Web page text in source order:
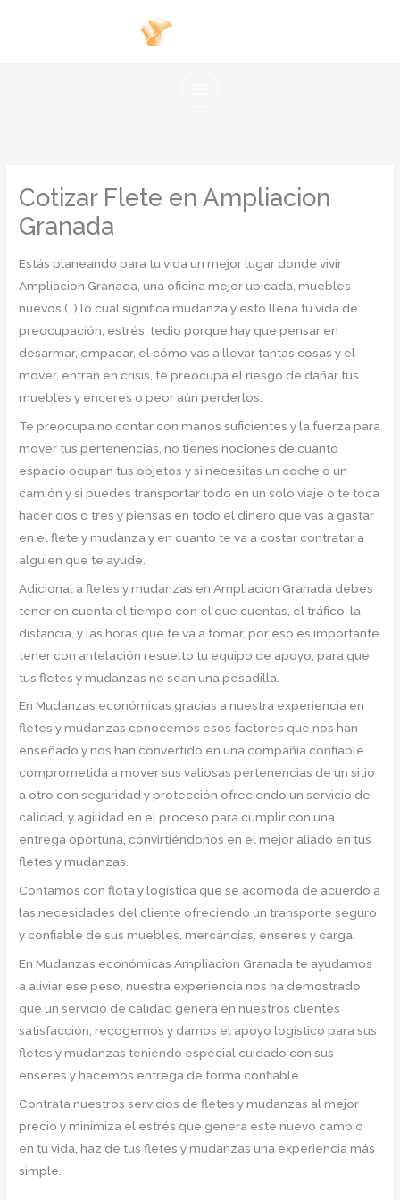
Cotizar Flete en Ampliacion
Granada
Estás planeando para tu vida un mejor lugar donde vivir
Ampliacion Granada, una oficina mejor ubicada, muebles
nuevos (…) lo cual significa mudanza y esto llena tu vida de
preocupación, estrés, tedio porque hay que pensar en
desarmar, empacar, el cómo vas a llevar tantas cosas y el
mover, entran en crisis, te preocupa el riesgo de dañar tus
muebles y enceres o peor aún perderlos.
Te preocupa no contar con manos suficientes y la fuerza para
mover tus pertenencias, no tienes nociones de cuanto
espacio ocupan tus objetos y si necesitas un coche o un
camión y si puedes transportar todo en un solo viaje o te toca
hacer dos o tres y piensas en todo el dinero que vas a gastar
en el flete y mudanza y en cuanto te va a costar contratar a
alguien que te ayude.
Adicional a fletes y mudanzas en Ampliacion Granada debes
tener en cuenta el tiempo con el que cuentas, el tráfico, la
distancia, y las horas que te va a tomar, por eso es importante
tener con antelación resuelto tu equipo de apoyo, para que
tus fletes y mudanzas no sean una pesadilla.
En Mudanzas económicas gracias a nuestra experiencia en
fletes y mudanzas conocemos esos factores que nos han
enseñado y nos han convertido en una compañía confiable
comprometida a mover sus valiosas pertenencias de un sitio
a otro con seguridad y protección ofreciendo un servicio de
calidad, y agilidad en el proceso para cumplir con una
entrega oportuna, convirtiéndonos en el mejor aliado en tus
fletes y mudanzas.
Contamos con flota y logística que se acomoda de acuerdo a
las necesidades del cliente ofreciendo un transporte seguro
y confiable de sus muebles, mercancías, enseres y carga.
En Mudanzas económicas Ampliacion Granada te ayudamos
a aliviar ese peso, nuestra experiencia nos ha demostrado
que un servicio de calidad genera en nuestros clientes
satisfacción; recogemos y damos el apoyo logístico para sus
fletes y mudanzas teniendo especial cuidado con sus
enseres y hacemos entrega de forma confiable.
Contrata nuestros servicios de fletes y mudanzas al mejor
precio y minimiza el estrés que genera este nuevo cambio
en tu vida, haz de tus fletes y mudanzas una experiencia más
simple.